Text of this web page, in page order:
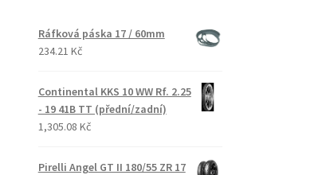
Ráfková páska 17 / 60mm
234.21 Kč
Continental KKS 10 WW Rf. 2.25
- 19 41B TT (přední/zadní)
1,305.08 Kč
Pirelli Angel GT II 180/55 ZR 17